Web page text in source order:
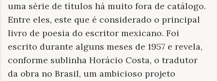
uma série de títulos há muito fora de catálogo.
Entre eles, este que é considerado o principal
livro de poesia do escritor mexicano. Foi
escrito durante alguns meses de 1957 e revela,
conforme sublinha Horácio Costa, o tradutor
da obra no Brasil, um ambicioso projeto